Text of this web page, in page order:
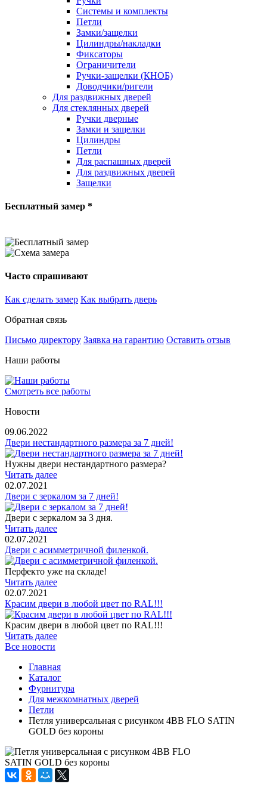
Системы и комплекты
Петли
Замки/защелки
Цилиндры/накладки
Фиксаторы
Ограничители
Ручки-защелки (КНОБ)
Доводчики/ригели
Для раздвижных дверей
Для стеклянных дверей
Ручки дверные
Замки и защелки
Цилиндры
Петли
Для распашных дверей
Для раздвижных дверей
Защелки
Бесплатный замер *
Часто спрашивают
Как сделать замер Как выбрать дверь
Обратная связь
Письмо директору Заявка на гарантию Оставить отзыв
Наши работы
Смотреть все работы
Новости
09.06.2022
Двери нестандартного размера за 7 дней!
Нужны двери нестандартного размера?
Читать далее
02.07.2021
Двери с зеркалом за 7 дней!
Двери с зеркалом за 3 дня.
Читать далее
02.07.2021
Двери с асимметричной филенкой.
Перфекто уже на складе!
Читать далее
02.07.2021
Красим двери в любой цвет по RAL!!!
Красим двери в любой цвет по RAL!!!
Читать далее
Все новости
Главная
Каталог
Фурнитура
Для межкомнатных дверей
Петли
Петля универсальная с рисунком 4BB FLO SATIN
GOLD без короны